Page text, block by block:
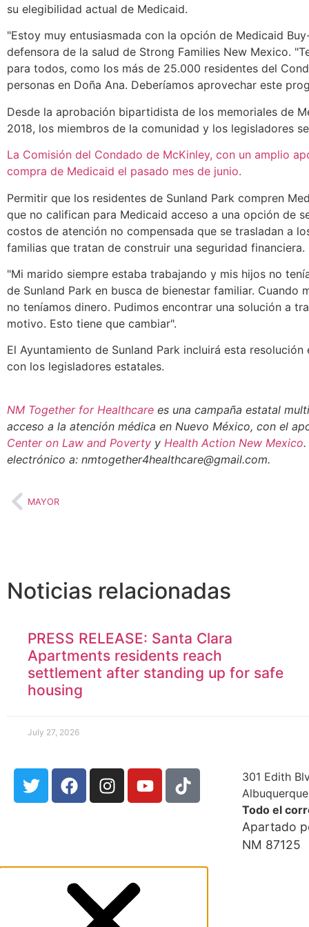
su elegibilidad actual de Medicaid.
"Estoy muy entusiasmada con la opción de Medicaid
defensora de la salud de Strong Families New Mexico.
para todos, como los más de 25.000 residentes del
personas en Doña Ana. Deberíamos aprovechar este
Desde la aprobación bipartidista de los memoriales de
2018, los miembros de la comunidad y los legisladores
La Comisión del Condado de McKinley, con un amplio
compra de Medicaid el pasado mes de junio.
Permitir que los residentes de Sunland Park compren
que no califican para Medicaid acceso a una opción de
costos de atención no compensada que se trasladan a
familias que tratan de construir una seguridad financiera.
"Mi marido siempre estaba trabajando y mis hijos no
de Sunland Park en busca de bienestar familiar.
no teníamos dinero. Pudimos encontrar una solución a
motivo. Esto tiene que cambiar".
El Ayuntamiento de Sunland Park incluirá esta
con los legisladores estatales.
NM Together for Healthcare es una campaña estatal
acceso a la atención médica en Nuevo México, con el
Center on Law and Poverty y Health Action New Mexico.
electrónico a: nmtogether4healthcare@gmail.com.
MAYOR
Noticias relacionadas
PRESS RELEASE: Santa Clara
Apartments residents reach
settlement after standing up for safe
housing
July 27, 2026
301 Edith
Todo el
Apartado
NM 87125